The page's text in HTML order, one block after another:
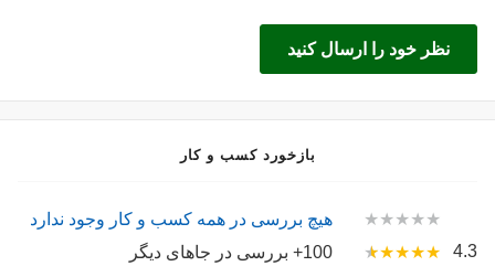
نظر خود را ارسال کنید
بازخورد کسب و کار
★★★★★
هیچ بررسی در همه کسب و کار وجود ندارد
4.3
★★★★
★ 100+ بررسی در جاهای دیگر